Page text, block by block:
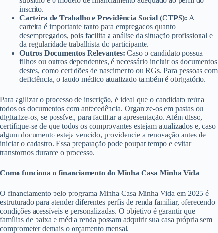
inscrito.
Carteira de Trabalho e Previdência Social (CTPS): A
carteira é importante tanto para empregados quanto
desempregados, pois facilita a análise da situação profissional e
da regularidade trabalhista do participante.
Outros Documentos Relevantes: Caso o candidato possua
filhos ou outros dependentes, é necessário incluir os documentos
destes, como certidões de nascimento ou RGs. Para pessoas com
deficiência, o laudo médico atualizado também é obrigatório.
Para agilizar o processo de inscrição, é ideal que o candidato reúna
todos os documentos com antecedência. Organize-os em pastas ou
digitalize-os, se possível, para facilitar a apresentação. Além disso,
certifique-se de que todos os comprovantes estejam atualizados e, caso
algum documento esteja vencido, providencie a renovação antes de
iniciar o cadastro. Essa preparação pode poupar tempo e evitar
transtornos durante o processo.
Como funciona o financiamento do Minha Casa Minha Vida
O financiamento pelo programa Minha Casa Minha Vida em 2025 é
estruturado para atender diferentes perfis de renda familiar, oferecendo
condições acessíveis e personalizadas. O objetivo é garantir que
famílias de baixa e média renda possam adquirir sua casa própria sem
comprometer demais o orçamento mensal.